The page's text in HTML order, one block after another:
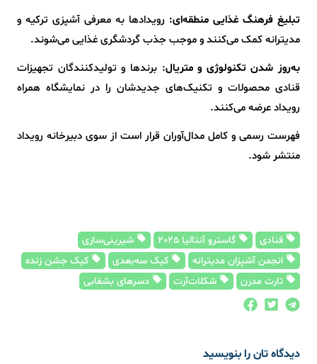
تبلیغ فرهنگ غذایی منطقه‌ای: رویدادها به معرفی آشپزی ترکیه و
مدیترانه کمک می‌کنند و موجب جذب گردشگری غذایی می‌شوند.
به‌روز شدن تکنولوژی و متریال: برندها و تولیدکنندگان تجهیزات
قنادی محصولات و تکنیک‌های جدیدشان را در نمایشگاه همراه
رویداد عرضه می‌کنند.
فهرست رسمی و کامل مدال‌آوران قرار است از سوی دبیرخانه رویداد
منتشر شود.
قنادی گاسترو آنتالیا 2025
شیرینی‌سازی
انجمن آشپزان مدیترانه
کیک سه‌بعدی
کیک جشن زنده
تارت مدرن
شکلات‌آرت دسرهای بشقابی
دیدگاه تان را بنویسید